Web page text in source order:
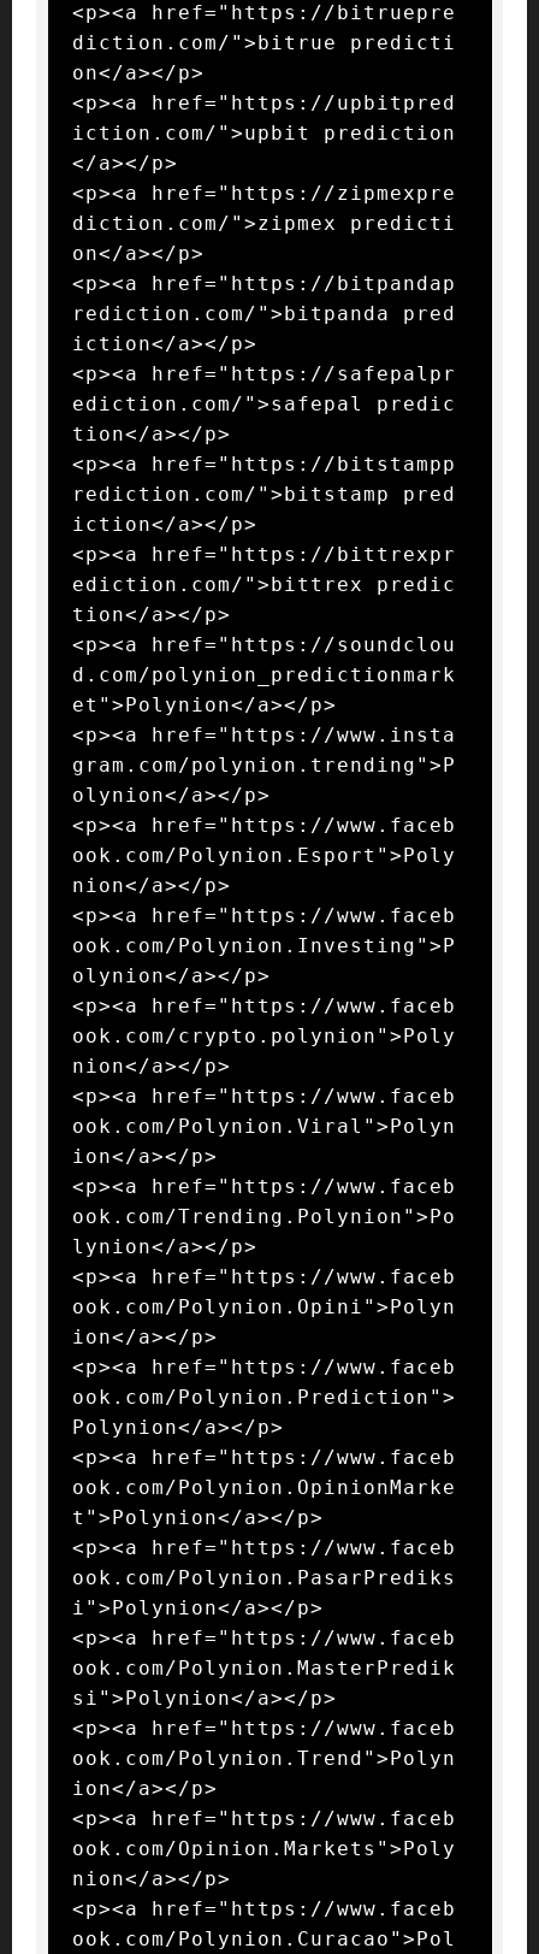
<p><a href="https://bitruepre
diction.com/">bitrue predicti
on</a></p>
<p><a href="https://upbitpred
iction.com/">upbit prediction
</a></p>
<p><a href="https://zipmexpre
diction.com/">zipmex predicti
on</a></p>
<p><a href="https://bitpandap
rediction.com/">bitpanda pred
iction</a></p>
<p><a href="https://safepalpr
ediction.com/">safepal predic
tion</a></p>
<p><a href="https://bitstampp
rediction.com/">bitstamp pred
iction</a></p>
<p><a href="https://bittrexpr
ediction.com/">bittrex predic
tion</a></p>
<p><a href="https://soundclou
d.com/polynion_predictionmark
et">Polynion</a></p>
<p><a href="https://www.insta
gram.com/polynion.trending">P
olynion</a></p>
<p><a href="https://www.faceb
ook.com/Polynion.Esport">Poly
nion</a></p>
<p><a href="https://www.faceb
ook.com/Polynion.Investing">P
olynion</a></p>
<p><a href="https://www.faceb
ook.com/crypto.polynion">Poly
nion</a></p>
<p><a href="https://www.faceb
ook.com/Polynion.Viral">Polyn
ion</a></p>
<p><a href="https://www.faceb
ook.com/Trending.Polynion">Po
lynion</a></p>
<p><a href="https://www.faceb
ook.com/Polynion.Opini">Polyn
ion</a></p>
<p><a href="https://www.faceb
ook.com/Polynion.Prediction">
Polynion</a></p>
<p><a href="https://www.faceb
ook.com/Polynion.OpinionMarke
t">Polynion</a></p>
<p><a href="https://www.faceb
ook.com/Polynion.PasarPrediks
i">Polynion</a></p>
<p><a href="https://www.faceb
ook.com/Polynion.MasterPredik
si">Polynion</a></p>
<p><a href="https://www.faceb
ook.com/Polynion.Trend">Polyn
ion</a></p>
<p><a href="https://www.faceb
ook.com/Opinion.Markets">Poly
nion</a></p>
<p><a href="https://www.faceb
ook.com/Polynion.Curacao">Pol